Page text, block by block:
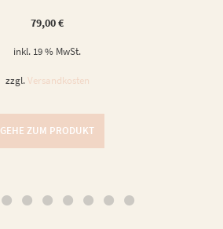
79,00€
inkl. 19 % MwSt.
zzgl. Versandkosten
GEHE ZUM PRODUKT